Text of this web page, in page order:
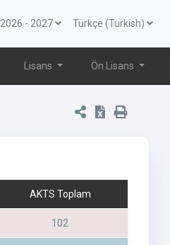
2026 - 2027 Türkçe (Turkish)
Lisans Ön Lisans
AKTS Toplam
102